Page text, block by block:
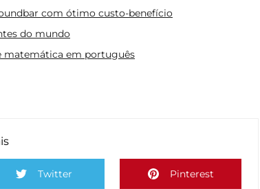
com ótimo custo-benefício
do mundo
matemática em português
Twitter Pinterest